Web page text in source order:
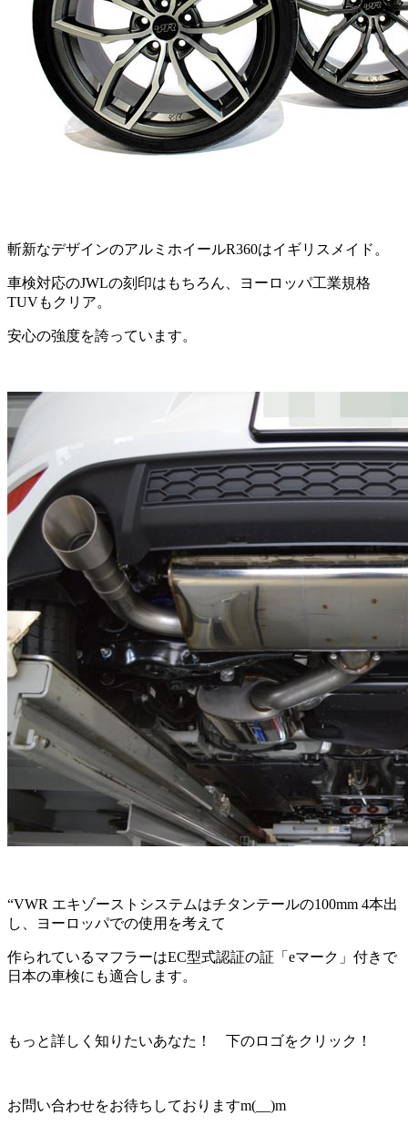
斬新なデザインのアルミホイールR360はイギリスメイド。
車検対応のJWLの刻印はもちろん、ヨーロッパ工業規格
TUVもクリア。
安心の強度を誇っています。
“VWR エキゾーストシステムはチタンテールの100mm 4本出
し、ヨーロッパでの使用を考えて
作られているマフラーはEC型式認証の証「eマーク」付きで
日本の車検にも適合します。
もっと詳しく知りたいあなた！ 下のロゴをクリック！
お問い合わせをお待ちしておりますm(__)m